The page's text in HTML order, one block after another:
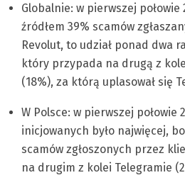
Globalnie: w pierwszej połowie
źródłem 39% scamów
Revolut, to udział ponad dwa
który przypada na drugą z
(18%), za którą uplasował się
W Polsce: w pierwszej połowie
inicjowanych było najwięcej,
scamów zgłoszonych przez
na drugim z kolei Telegramie